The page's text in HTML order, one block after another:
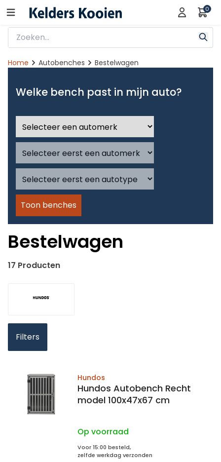
0
Home Autobenches Bestelwagen
Welke bench past in mijn auto?
Toon benches
Bestelwagen
17 Producten
Filters
Hundos
Hundos Autobench Recht
model 100x47x67 cm
Op voorraad
Voor 15:00 besteld,
zelfde werkdag verzonden